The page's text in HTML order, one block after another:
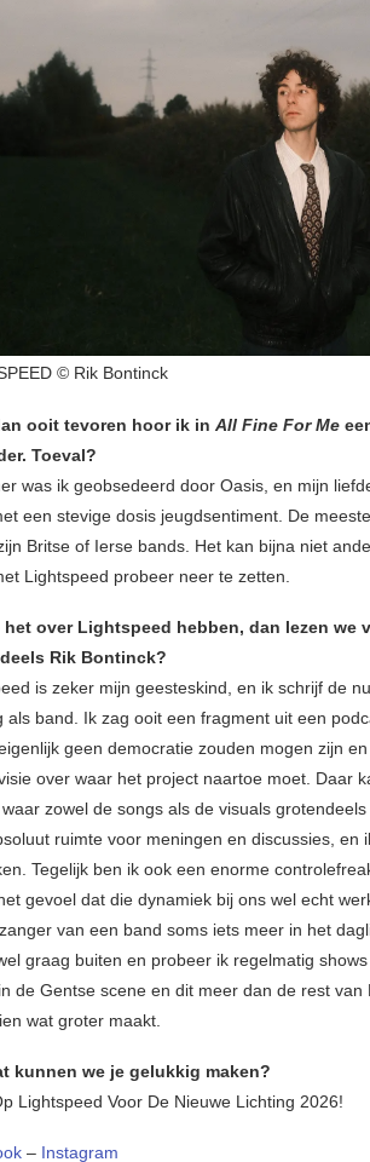
© Rik Bontinck
ooit tevoren hoor ik in All Fine For Me
Toeval?
was ik geobsedeerd door Oasis, en mijn
een stevige dosis jeugdsentiment. De
Britse of Ierse bands. Het kan bijna niet
Lightspeed probeer neer te zetten.
het over Lightspeed hebben, dan lezen we
Rik Bontinck?
is zeker mijn geesteskind, en ik schrijf de
als band. Ik zag ooit een fragment uit een
geen democratie zouden mogen zijn
over waar het project naartoe moet. Daar
zowel de songs als de visuals
ruimte voor meningen en discussies,
Tegelijk ben ik ook een enorme
gevoel dat die dynamiek bij ons wel echt
van een band soms iets meer in het
graag buiten en probeer ik regelmatig
de Gentse scene en dit meer dan de rest
wat groter maakt.
kunnen we je gelukkig maken?
Lightspeed Voor De Nieuwe Lichting 2026!
– Instagram